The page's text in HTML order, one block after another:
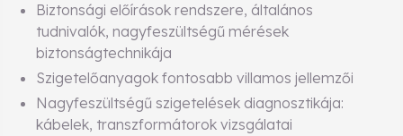
Biztonsági előírások rendszere, általános
tudnivalók, nagyfeszültségű mérések
biztonságtechnikája
Szigetelőanyagok fontosabb villamos jellemzői
Nagyfeszültségű szigetelések diagnosztikája:
kábelek, transzformátorok vizsgálatai